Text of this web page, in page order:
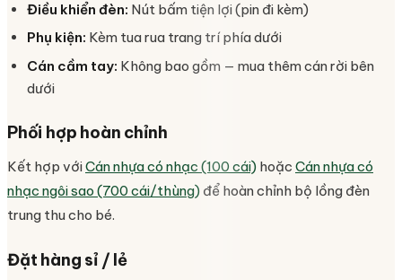
Điều khiển đèn: Nút bấm tiện lợi (pin đi kèm)
Phụ kiện: Kèm tua rua trang trí phía dưới
Cán cầm tay: Không bao gồm — mua thêm cán rời bên
dưới
Phối hợp hoàn chỉnh
Kết hợp vớiCán nhựa có nhạc (100 cái) hoặc Cán nhựa có
nhạc ngôi sao (700 cái/thùng) để hoàn chỉnh bộ lồng đèn
trung thu cho bé.
Đặt hàng sỉ / lẻ